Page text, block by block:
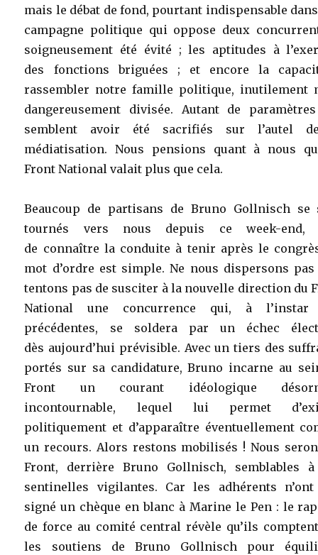
mais le débat de fond, pourtant indispensable
campagne politique qui oppose deux
soigneusement été évité ; les aptitudes à
des fonctions briguées ; et encore la
rassembler notre famille politique, inutilement
dangereusement divisée. Autant de
semblent avoir été sacrifiés sur l’autel
médiatisation. Nous pensions quant à nous
Front National valait plus que cela.
Beaucoup de partisans de Bruno Gollnisch se
tournés vers nous depuis ce week-end,
de connaître la conduite à tenir après le
mot d’ordre est simple. Ne nous dispersons pas
tentons pas de susciter à la nouvelle direction du
National une concurrence qui, à l’instar
précédentes, se soldera par un échec
dès aujourd’hui prévisible. Avec un tiers des
portés sur sa candidature, Bruno incarne au
Front un courant idéologique
incontournable, lequel lui permet
politiquement et d’apparaître éventuellement
un recours. Alors restons mobilisés ! Nous
Front, derrière Bruno Gollnisch, semblables à
sentinelles vigilantes. Car les adhérents
signé un chèque en blanc à Marine le Pen : le
de force au comité central révèle qu’ils
les soutiens de Bruno Gollnisch pour